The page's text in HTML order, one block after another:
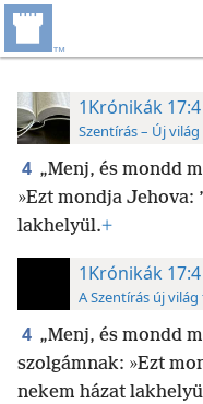
1Krónikák 17:4
Szentírás – Új
4 „Menj, és mondd
»Ezt mondja Jehova:
lakhelyül.+
1Krónikák 17:4
A Szentírás új
4 „Menj, és mondd
szolgámnak: »Ezt
nekem házat